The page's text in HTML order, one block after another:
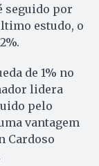
seguido por
estudo, o
de 1% no
lidera
pelo
vantagem
Cardoso